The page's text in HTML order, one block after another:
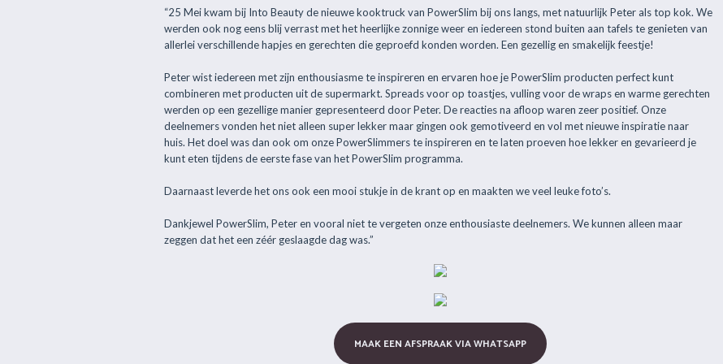
“25 Mei kwam bij Into Beauty de nieuwe kooktruck van PowerSlim bij ons langs, met natuurlijk Peter als top kok. We
werden ook nog eens blij verrast met het heerlijke zonnige weer en iedereen stond buiten aan tafels te genieten van
allerlei verschillende hapjes en gerechten die geproefd konden worden. Een gezellig en smakelijk feestje!
Peter wist iedereen met zijn enthousiasme te inspireren en ervaren hoe je PowerSlim producten perfect kunt
combineren met producten uit de supermarkt. Spreads voor op toastjes, vulling voor de wraps en warme gerechten
werden op een gezellige manier gepresenteerd door Peter. De reacties na afloop waren zeer positief. Onze
deelnemers vonden het niet alleen super lekker maar gingen ook gemotiveerd en vol met nieuwe inspiratie naar
huis. Het doel was dan ook om onze PowerSlimmers te inspireren en te laten proeven hoe lekker en gevarieerd je
kunt eten tijdens de eerste fase van het PowerSlim programma.
Daarnaast leverde het ons ook een mooi stukje in de krant op en maakten we veel leuke foto’s.
Dankjewel PowerSlim, Peter en vooral niet te vergeten onze enthousiaste deelnemers. We kunnen alleen maar
zeggen dat het een zéér geslaagde dag was.”
MAAK EEN AFSPRAAK VIA WHATSAPP